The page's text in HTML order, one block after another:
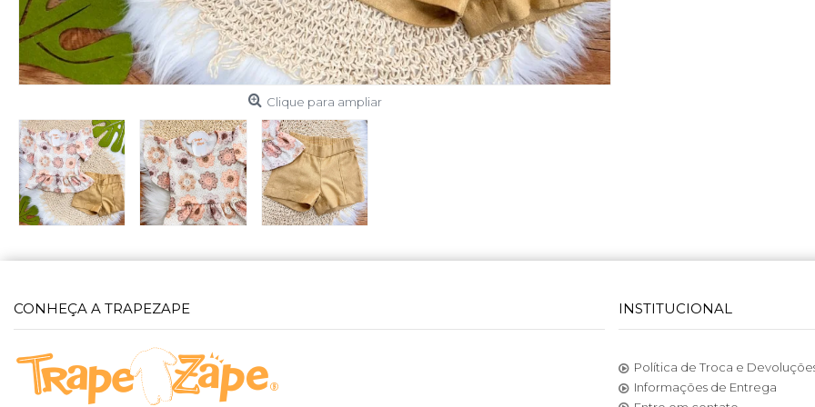
Clique para ampliar
CONHEÇA A TRAPEZAPE INSTITUCIONAL
Política de Troca e
Informações de Entrega